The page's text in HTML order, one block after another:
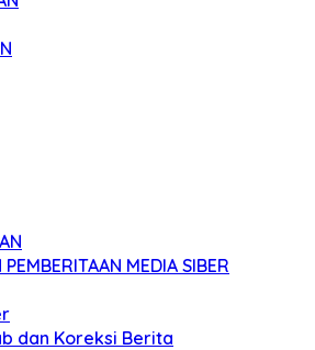
PEMBERITAAN MEDIA SIBER
dan Koreksi Berita